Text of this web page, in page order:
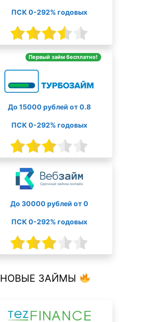
ПСК 0-292% годовых
Первый займ бесплатно!
До 15000 рублей от 0.8
ПСК 0-292% годовых
До 30000 рублей от 0
ПСК 0-292% годовых
НОВЫЕ ЗАЙМЫ